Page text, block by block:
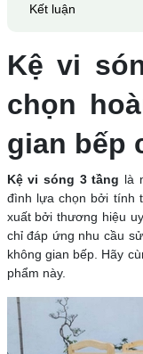
Kết luận
Kệ vi
chọn
gian bếp
Kệ vi sóng 3 tầng là
đình lựa chọn bởi tính
xuất bởi thương hiệu
chỉ đáp ứng nhu cầu
không gian bếp. Hãy
phẩm này.